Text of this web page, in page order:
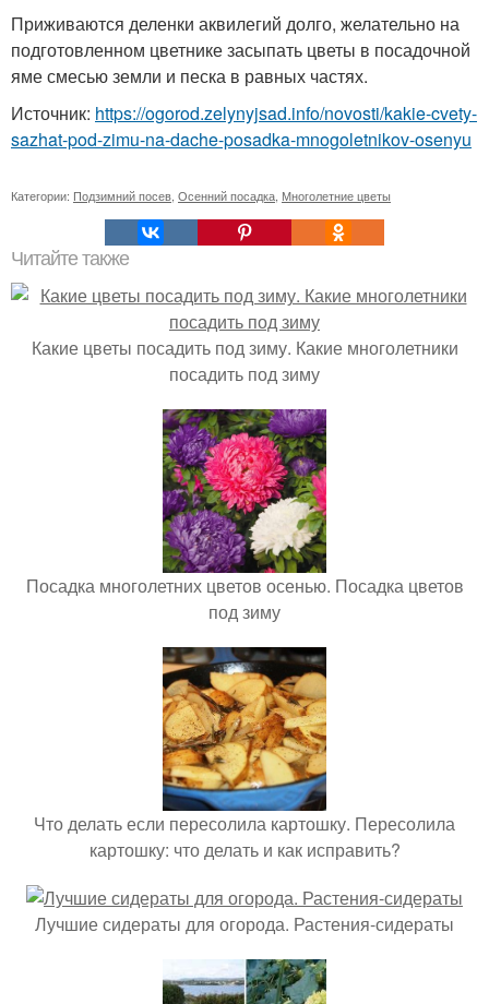
Приживаются деленки аквилегий долго, желательно на
подготовленном цветнике засыпать цветы в посадочной
яме смесью земли и песка в равных частях.
Источник: https://ogorod.zelynyjsad.info/novosti/kakie-cvety-
sazhat-pod-zimu-na-dache-posadka-mnogoletnikov-osenyu
Категории: Подзимний посев Осенний посадка Многолетние цветы
Читайте также
Какие цветы посадить под зиму. Какие многолетники
посадить под зиму
Посадка многолетних цветов осенью. Посадка цветов
под зиму
Что делать если пересолила картошку. Пересолила
картошку: что делать и как исправить?
Лучшие сидераты для огорода. Растения-сидераты